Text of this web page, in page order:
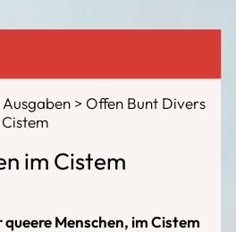
Ausgaben
Offen Bunt Divers
im Cistem
Menschen, im Cistem